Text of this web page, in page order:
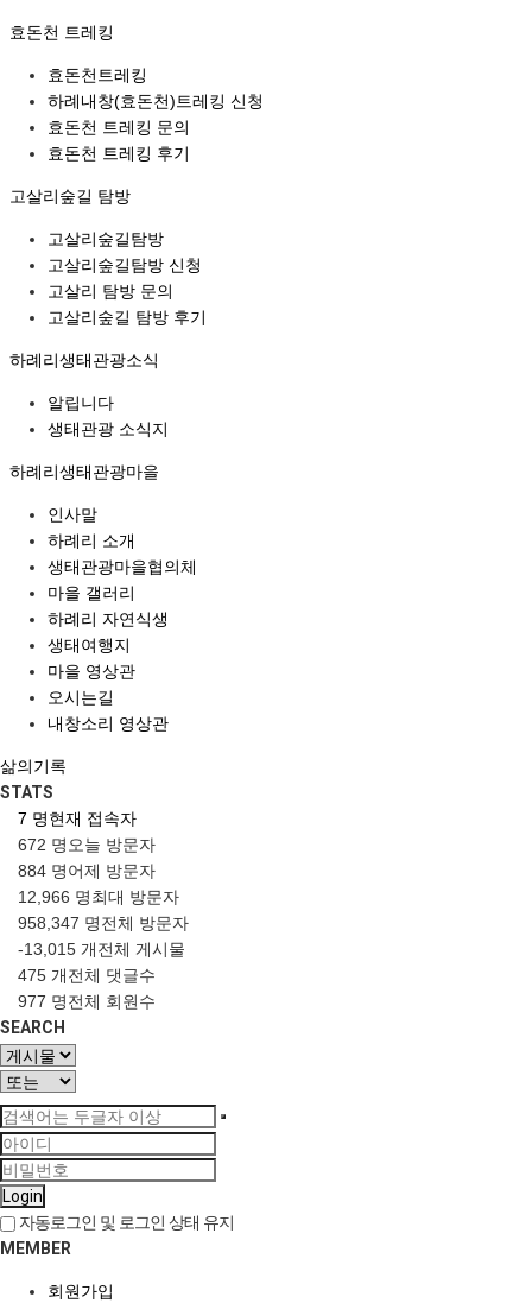
효돈천 트레킹
효돈천트레킹
하례내창(효돈천)트레킹 신청
효돈천 트레킹 문의
효돈천 트레킹 후기
고살리숲길 탐방
고살리숲길탐방
고살리숲길탐방 신청
고살리 탐방 문의
고살리숲길 탐방 후기
하례리생태관광소식
알립니다
생태관광 소식지
하례리생태관광마을
인사말
하례리 소개
생태관광마을협의체
마을 갤러리
하례리 자연식생
생태여행지
마을 영상관
오시는길
내창소리 영상관
삶의기록
STATS
7 명현재 접속자
672 명 오늘 방문자
884 명어제 방문자
12,966 명최대 방문자
958,347 명전체 방문자
-13,015 개전체 게시물
475 개전체 댓글수
977 명전체 회원수
SEARCH
Login
자동로그인 및 로그인 상태 유지
MEMBER
회원가입